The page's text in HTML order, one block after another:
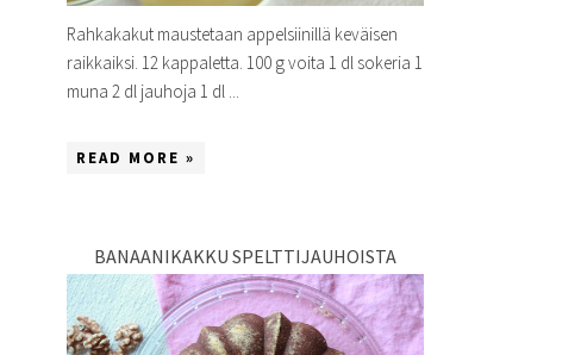
Rahkakakut maustetaan appelsiinillä keväisen
raikkaiksi. 12 kappaletta. 100 g voita 1 dl sokeria 1
muna 2 dl jauhoja 1 dl ...
READ MORE »
BANAANIKAKKU SPELTTIJAUHOISTA